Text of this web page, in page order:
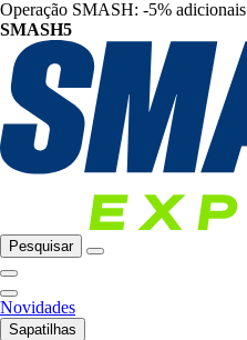
Operação SMASH: -5%
SMASH5
Pesquisar
Novidades
Sapatilhas